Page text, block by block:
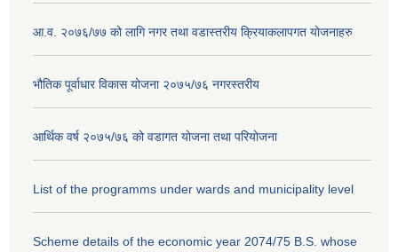
आ.व. २०७६/७७ को लागि नगर तथा वडास्तरीय क्रियाकलापगत योजनाहरु
भौतिक पूर्वाधार विकास योजना २०७५/७६ नगरस्तरीय
आर्थिक वर्ष २०७५/७६ को वडागत योजना तथा परियोजना
List of the programms under wards and municipality level
Scheme details of the economic year 2074/75 B.S. whose